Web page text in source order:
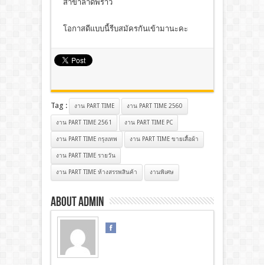
สาขาลาดพร้าว
โอกาสดีแบบนี้รีบสมัครกันเข้ามานะคะ
Tag : งาน PART TIME งาน PART TIME 2560
งาน PART TIME 2561 งาน PART TIME PC
งาน PART TIME กรุงเทพ งาน PART TIME ขายเสื้อผ้า
งาน PART TIME รายวัน
งาน PART TIME ห้างสรรพสินค้า งานพิเศษ
About admin